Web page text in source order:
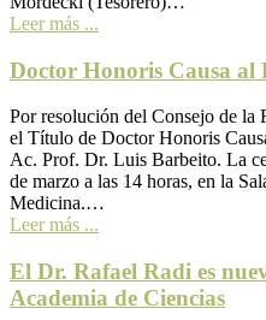
Leer más ...
Doctor Honoris Causa al
Por resolución del Consejo de la
el Título de Doctor Honoris
Ac. Prof. Dr. Luis Barbeito. La
de marzo a las 14 horas, en la
Medicina.…
Leer más ...
El Dr. Rafael Radi es
Academia de Ciencias